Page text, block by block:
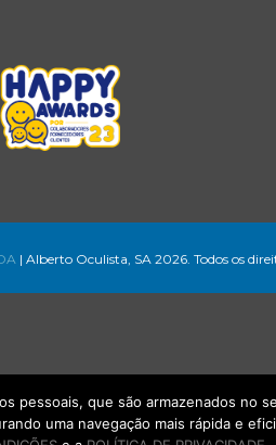
| Alberto Oculista, SA 2026. Todos os
que são armazenados no
uma navegação mais rápida e